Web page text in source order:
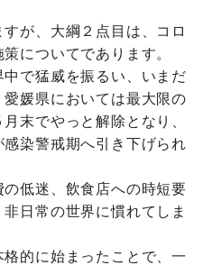
が、大綱２点目は、コロ
についてであります。
で猛威を振るい、いまだ
媛県においては最大限の
末でやっと解除となり、
染警戒期へ引き下げられ
低迷、飲食店への時短要
日常の世界に慣れてしま
的に始まったことで、一